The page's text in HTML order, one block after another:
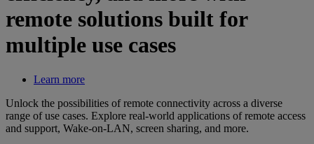
remote solutions built for
multiple use cases
Learn more
Unlock the possibilities of remote connectivity across a diverse
range of use cases. Explore real-world applications of remote access
and support, Wake-on-LAN, screen sharing, and more.